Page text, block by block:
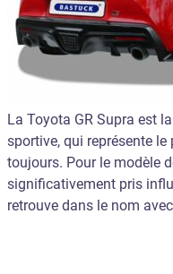
La Toyota GR Supra est
sportive, qui représente
toujours. Pour le modèle
significativement pris
retrouve dans le nom